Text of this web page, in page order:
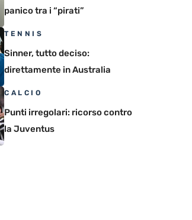
panico tra i “pirati”
TENNIS
Sinner, tutto deciso:
direttamente in Australia
CALCIO
Punti irregolari: ricorso contro
la Juventus